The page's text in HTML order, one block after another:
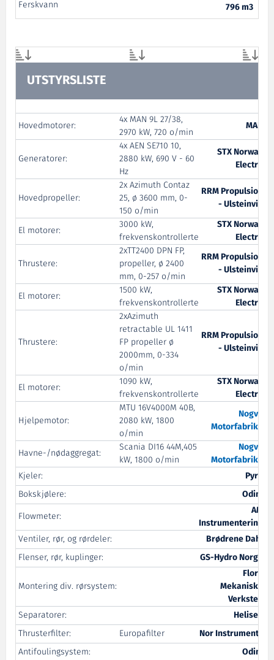
Ferskvann 796 m3
UTSTYRSLISTE
Hovedmotorer:
4x MAN 9L 27/38,
2970 kW, 720 o/min
MAN
Generatorer:
4x AEN SE710 10,
2880 kW, 690 V - 60
Hz
STX Norway
Electro
Hovedpropeller:
2x Azimuth Contaz
25, ø 3600 mm, 0-
150 o/min
RRM Propulsion
- Ulsteinvik
El motorer:
3000 kW,
frekvenskontrollerte
STX Norway
Electro
Thrustere:
2xTT2400 DPN FP,
propeller, ø 2400
mm, 0-257 o/min
RRM Propulsion
- Ulsteinvik
El motorer:
1500 kW,
frekvenskontrollerte
STX Norway
Electro
Thrustere:
2xAzimuth
retractable UL 1411
FP propeller ø
2000mm, 0-334
o/min
RRM Propulsion
- Ulsteinvik
El motorer:
1090 kW,
frekvenskontrollerte
STX Norway
Electro
Hjelpemotor:
MTU 16V4000M 40B,
2080 kW, 1800
o/min
Nogva
Motorfabrikk
Havne-/nødaggregat:
Scania DI16 44M,405
kW, 1800 o/min
Nogva
Motorfabrikk
Kjeler:
Pyro
Bokskjølere:
Odim
Flowmeter:
AM
Instrumentering
Ventiler, rør, og rørdeler:
Brødrene Dahl
Flenser, rør, kuplinger:
GS-Hydro Norge
Montering div. rørsystem:
Florø
Mekaniske
Verksted
Separatorer:
Helisep
Thrusterfilter:
Europafilter
Nor Instruments
Antifoulingsystem:
Odim